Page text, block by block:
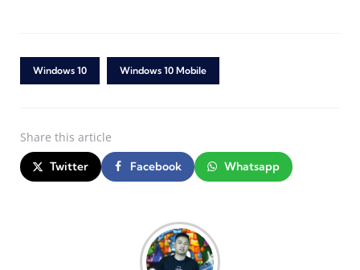
Windows 10 Windows 10 Mobile
Share this article
Twitter Facebook Whatsapp